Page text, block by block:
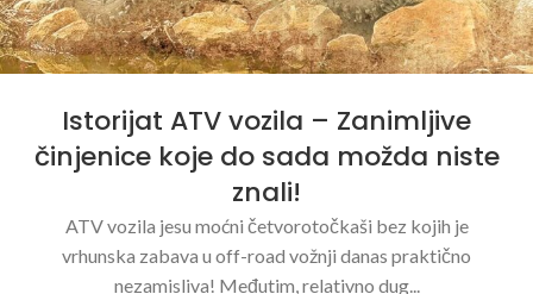
Istorijat ATV vozila – Zanimljive
činjenice koje do sada možda niste
znali!
ATV vozila jesu moćni četvorotočkaši bez kojih je
vrhunska zabava u off-road vožnji danas praktično
nezamisliva! Međutim, relativno dug...